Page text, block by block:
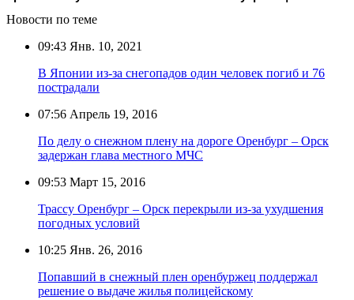
Новости по теме
09:43 Янв. 10, 2021
В Японии из-за снегопадов один человек погиб и 76
пострадали
07:56 Апрель 19, 2016
По делу о снежном плену на дороге Оренбург – Орск
задержан глава местного МЧС
09:53 Март 15, 2016
Трассу Оренбург – Орск перекрыли из-за ухудшения
погодных условий
10:25 Янв. 26, 2016
Попавший в снежный плен оренбуржец поддержал
решение о выдаче жилья полицейскому